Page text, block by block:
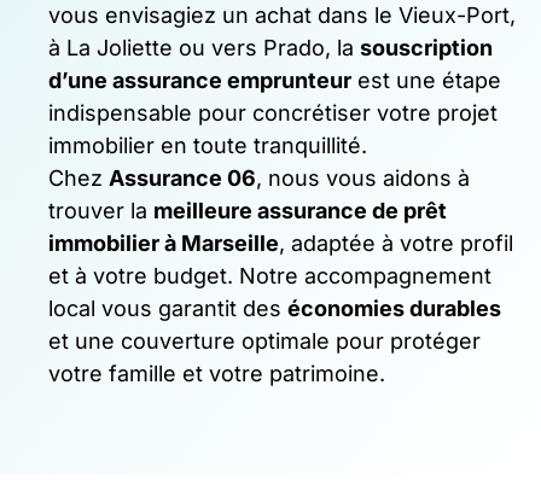
vous envisagiez un achat dans le Vieux-Port,
à La Joliette ou vers Prado, lasouscription
d’une assurance emprunteur est une étape
indispensable pour concrétiser votre projet
immobilier en toute tranquillité.
Chez Assurance 06, nous vous aidons à
trouver la meilleure assurance de prêt
immobilier à Marseille, adaptée à votre profil
et à votre budget. Notre accompagnement
local vous garantit deséconomies durables
et une couverture optimale pour protéger
votre famille et votre patrimoine.